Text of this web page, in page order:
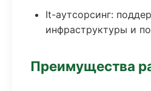
It-аутсорсинг:
инфраструктуры и по
Преимущества